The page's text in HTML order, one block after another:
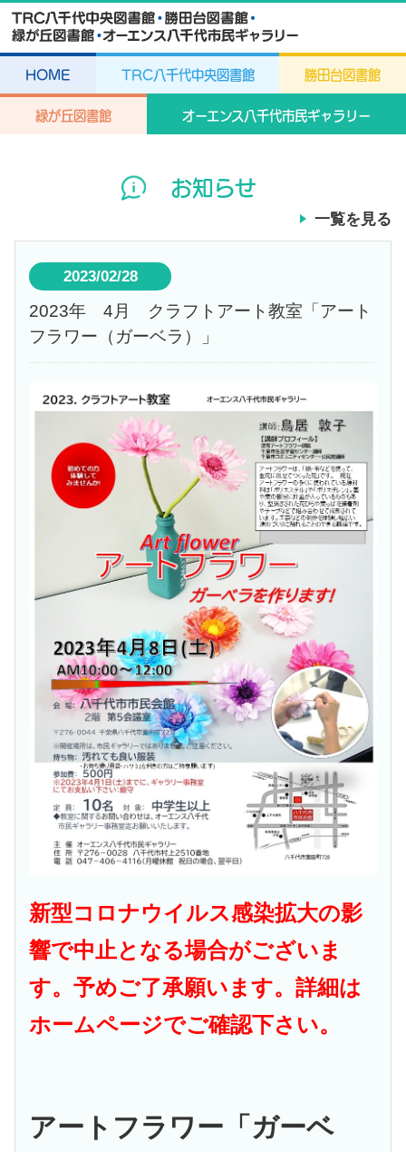
HOME TRC八千代中央図書館 勝田台図書館
緑が丘図書館 オーエンス八千代市民ギャラリー
お知らせ
一覧を見る
2023/02/28
2023年 4月 クラフトアート教室「アート
フラワー（ガーベラ）」
新型コロナウイルス感染拡大の影
響で中止となる場合がございま
す。予めご了承願います。詳細は
ホームページでご確認下さい。
アートフラワー 「ガーベ